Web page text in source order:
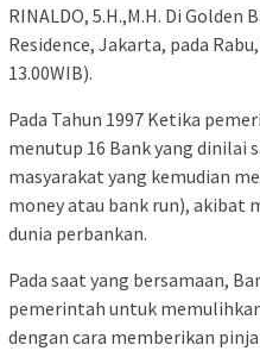
RINALDO, 5.H.,M.H. Di
Residence, Jakarta, pada
13.00WIB).
Pada Tahun 1997 Ketika
menutup 16 Bank yang dinilai
masyarakat yang kemudian
money atau bank run), akibat
dunia perbankan.
Pada saat yang bersamaan,
pemerintah untuk
dengan cara memberikan